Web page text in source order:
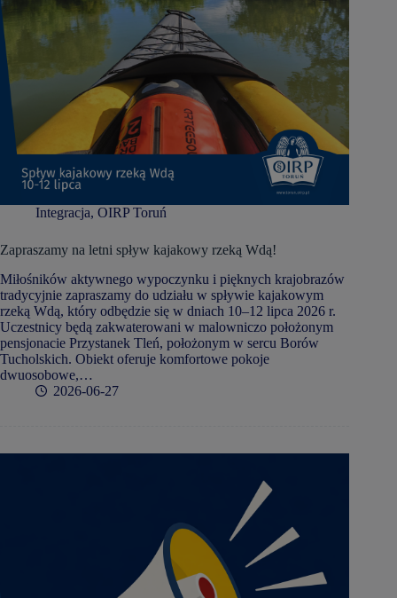
Integracja, OIRP Toruń
Zapraszamy na letni spływ kajakowy rzeką Wdą!
Miłośników aktywnego wypoczynku i pięknych krajobrazów
tradycyjnie zapraszamy do udziału w spływie kajakowym
rzeką Wdą, który odbędzie się w dniach 10–12 lipca 2026 r.
Uczestnicy będą zakwaterowani w malowniczo położonym
pensjonacie Przystanek Tleń, położonym w sercu Borów
Tucholskich. Obiekt oferuje komfortowe pokoje
dwuosobowe,…
2026-06-27